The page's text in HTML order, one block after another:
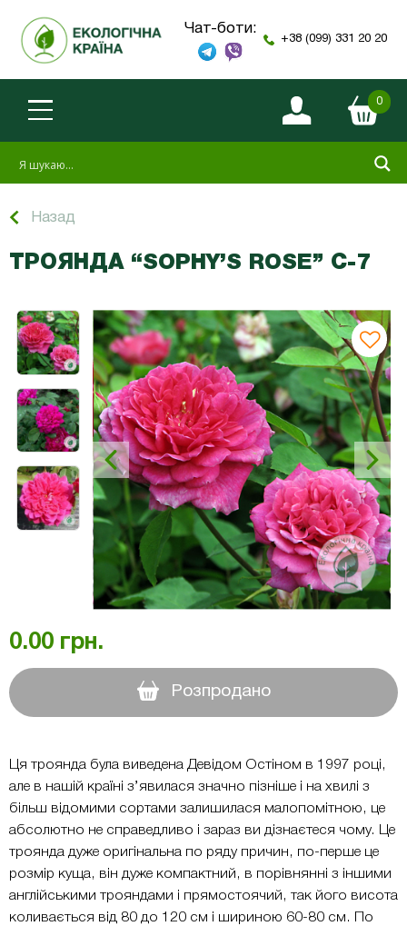
Чат-боти:
+38 (099) 331 20 20
0
Назад
ТРОЯНДА “SOPHY’S ROSE” С-7
0.00 грн.
Розпродано
Ця троянда була виведена Девідом Остіном в 1997 році,
але в нашій країні з’явилася значно пізніше і на хвилі з
більш відомими сортами залишилася малопомітною, це
абсолютно не справедливо і зараз ви дізнаєтеся чому. Це
троянда дуже оригінальна по ряду причин, по-перше це
розмір куща, він дуже компактний, в порівнянні з іншими
англійськими трояндами і прямостоячий, так його висота
коливається від 80 до 120 см і шириною 60-80 см. По